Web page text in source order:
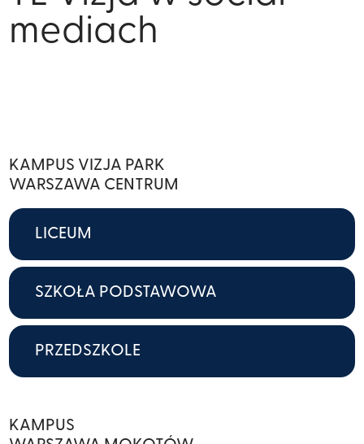
mediach
KAMPUS VIZJA PARK
WARSZAWA CENTRUM
LICEUM
SZKOŁA PODSTAWOWA
PRZEDSZKOLE
KAMPUS